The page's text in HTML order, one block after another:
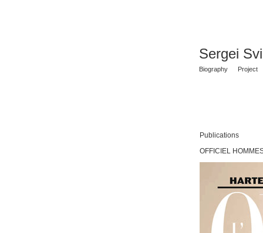
Sergei
Biography Project
Publications
OFFICIEL